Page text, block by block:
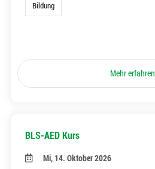
Bildung
Mehr erfahren
BLS-AED Kurs
Mi, 14. Oktober 2026